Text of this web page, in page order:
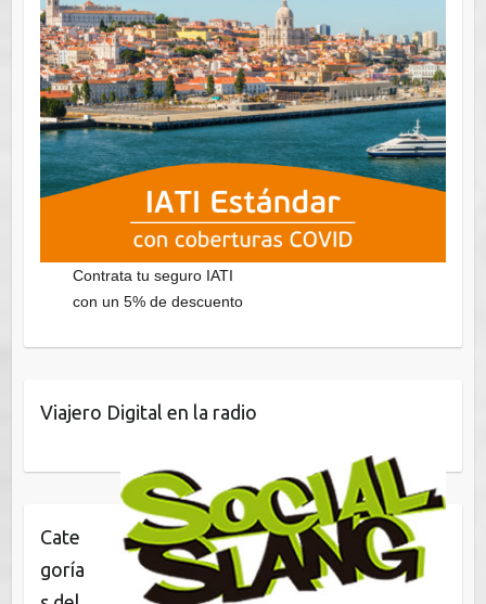
Contrata tu seguro IATI
con un 5% de descuento
Viajero Digital en la radio
Cate
goría